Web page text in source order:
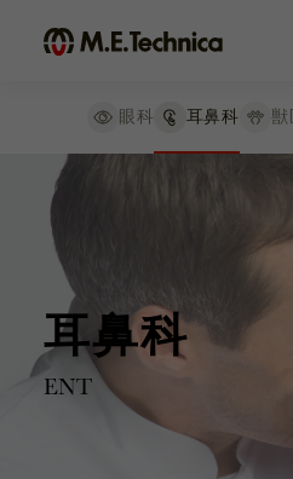
製品情報一覧
耳鼻科
獣医科
他科
滅菌トレー
眼科 耳鼻科 獣
耳鼻科
ENT
絞り込み
検査器械
ヘッドライト
喉頭鏡
ブレード
エグザミネー